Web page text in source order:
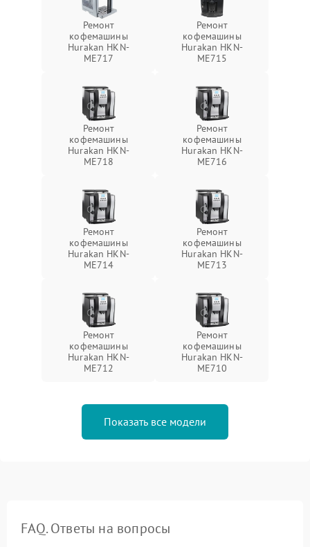
Ремонт
кофемашины
Hurakan HKN-
ME717
Ремонт
кофемашины
Hurakan HKN-
ME715
Ремонт
кофемашины
Hurakan HKN-
ME718
Ремонт
кофемашины
Hurakan HKN-
ME716
Ремонт
кофемашины
Hurakan HKN-
ME714
Ремонт
кофемашины
Hurakan HKN-
ME713
Ремонт
кофемашины
Hurakan HKN-
ME712
Ремонт
кофемашины
Hurakan HKN-
ME710
Показать все модели
FAQ. Ответы на вопросы